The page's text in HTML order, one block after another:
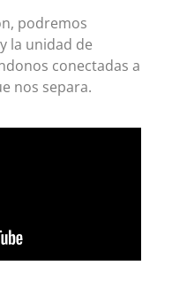
podremos
la unidad de
conectadas a
nos separa.